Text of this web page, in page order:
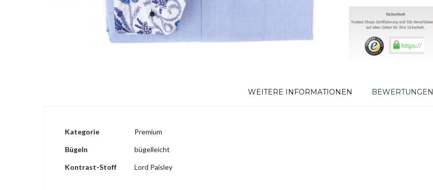
WEITERE INFORMATIONEN BEWERTUNGEN
Weitere
Kategorie Premium
Bügeln bügelleicht
Kontrast-Stoff Lord Paisley